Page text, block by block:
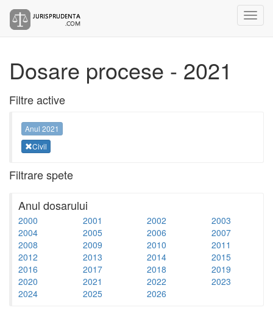
Dosare procese - 2021
Filtre active
Anul 2021
Civil
Filtrare spete
Anul dosarului
2000 2001 2002
2003
2004
2005 2006
2007
2008
2009 2010
2011
2012
2013 2014
2015
2016
2017 2018
2019
2020
2021 2022
2023
2024
2025 2026